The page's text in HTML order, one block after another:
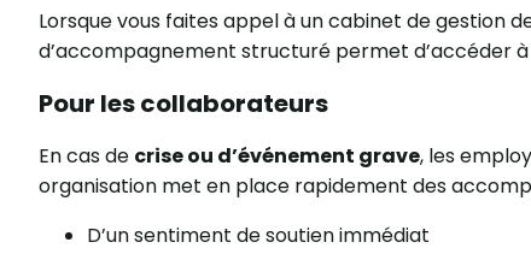
Lorsque vous faites appel à un cabinet de gestion
d’accompagnement structuré permet d’accéder
Pour les collaborateurs
En cas de crise ou d’événement grave, les
organisation met en place rapidement des
D’un sentiment de soutien immédiat